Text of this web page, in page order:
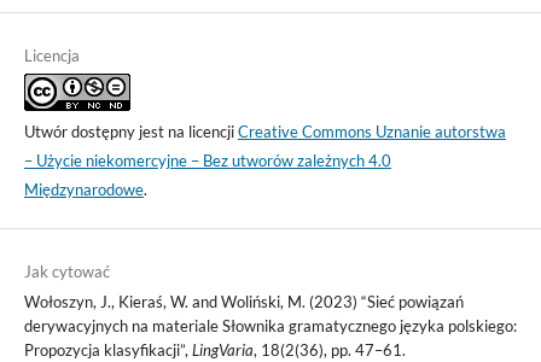
Licencja
Utwór dostępny jest na licencjiCreative Commons Uznanie autorstwa
– Użycie niekomercyjne – Bez utworów zależnych 4.0
Międzynarodowe.
Jak cytować
Wołoszyn, J., Kieraś, W. and Woliński, M. (2023) “Sieć powiązań
derywacyjnych na materiale Słownika gramatycznego języka polskiego:
Propozycja klasyfikacji”, LingVaria, 18(2(36), pp. 47–61.